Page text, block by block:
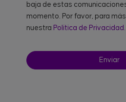
baja de estas
momento. Por favor, para
nuestra Política de Privacidad.